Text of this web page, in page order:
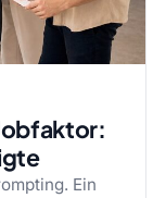
Ein